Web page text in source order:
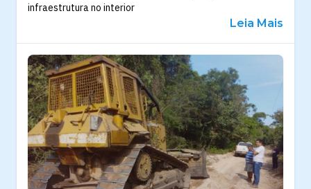
infraestrutura no interior
Leia Mais